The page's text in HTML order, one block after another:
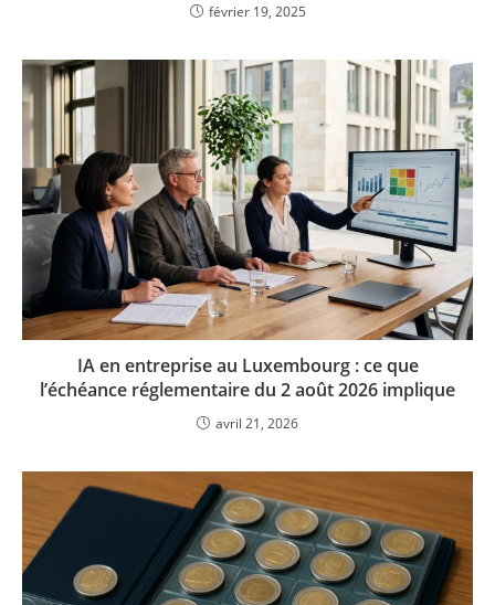
février 19, 2025
IA en entreprise au Luxembourg : ce que
l’échéance réglementaire du 2 août 2026 implique
avril 21, 2026